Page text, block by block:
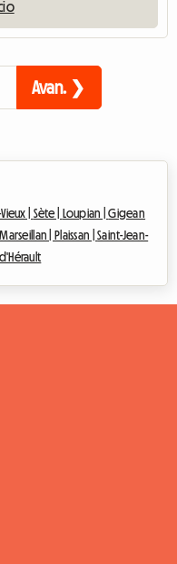
Avan. ❯
| Sète | Loupian |Gigean
Marseillan | Plaissan |Saint-Jean-